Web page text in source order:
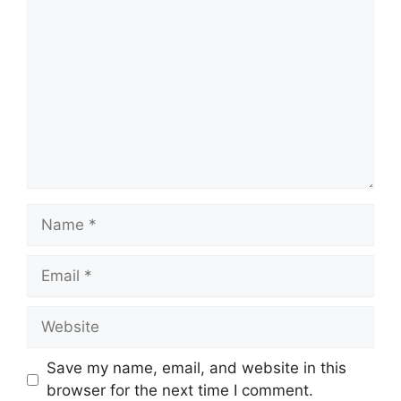
Name
Email
Website
Save my name, email, and website in this
browser for the next time I comment.